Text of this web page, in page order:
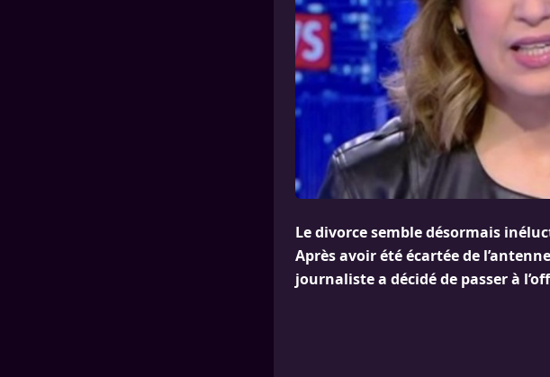
Le divorce semble désormais
Après avoir été écartée de
journaliste a décidé de passer à